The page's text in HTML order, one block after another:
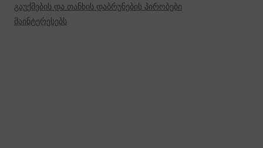
გაუქმების და თანხის დაბრუნების პირობები
მაინტერესებს